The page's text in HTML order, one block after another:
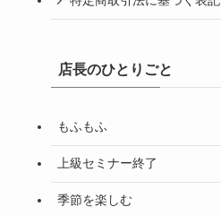
店長のひとりごと
もふもふ
上級セミナー終了
季節を楽しむ